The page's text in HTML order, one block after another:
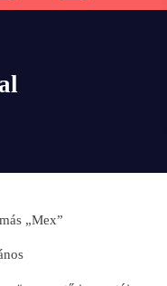
„Mex”